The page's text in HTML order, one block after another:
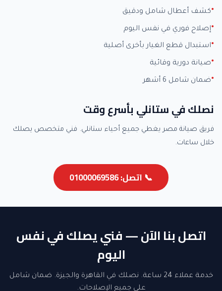
كشف أعطال شامل ودقيق
إصلاح فوري في نفس اليوم
استبدال قطع الغيار بأخرى أصلية
صيانة دورية وقائية
ضمان شامل 6 أشهر
نصلك في ستانلي بأسرع وقت
فريق صيانة مصر يغطي جميع أحياء ستانلي. فني متخصص يصلك
خلال ساعات.
📞 اتصل: 01000069586
اتصل بنا الآن — فني يصلك في نفس
اليوم
خدمة عملاء 24 ساعة. نصلك في القاهرة والجيزة. ضمان شامل
على جميع الإصلاحات.